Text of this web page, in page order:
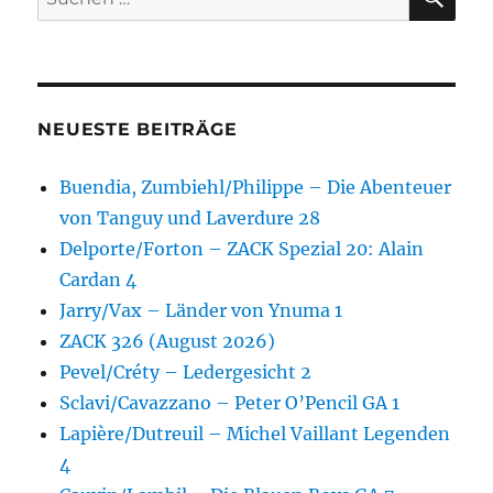
nach:
NEUESTE BEITRÄGE
Buendia, Zumbiehl/Philippe – Die Abenteuer
von Tanguy und Laverdure 28
Delporte/Forton – ZACK Spezial 20: Alain
Cardan 4
Jarry/Vax – Länder von Ynuma 1
ZACK 326 (August 2026)
Pevel/Créty – Ledergesicht 2
Sclavi/Cavazzano – Peter O’Pencil GA 1
Lapière/Dutreuil – Michel Vaillant Legenden
4